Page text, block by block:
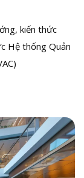
kiến thức
Hệ thống Quản